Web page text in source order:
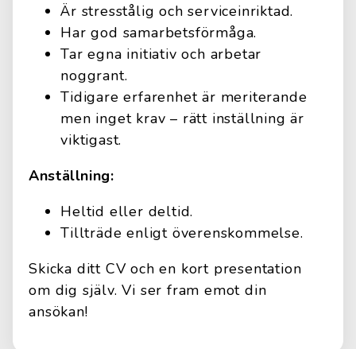
Är stresstålig och serviceinriktad.
Har god samarbetsförmåga.
Tar egna initiativ och arbetar
noggrant.
Tidigare erfarenhet är meriterande
men inget krav – rätt inställning är
viktigast.
Anställning:
Heltid eller deltid.
Tillträde enligt överenskommelse.
Skicka ditt CV och en kort presentation
om dig själv. Vi ser fram emot din
ansökan!